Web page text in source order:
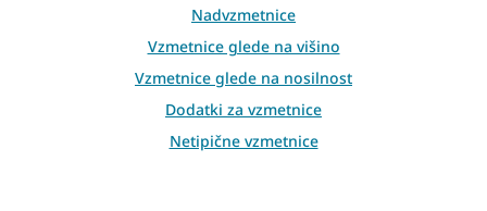
Nadvzmetnice
Vzmetnice glede na višino
Vzmetnice glede na nosilnost
Dodatki za vzmetnice
Netipične vzmetnice